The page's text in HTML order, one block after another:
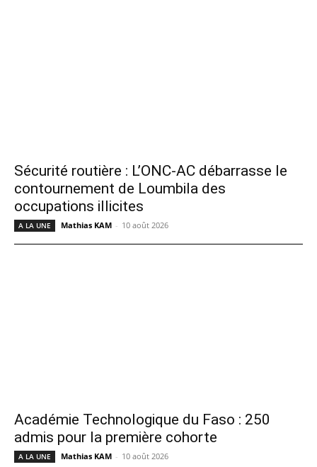
Sécurité routière : L’ONC-AC débarrasse le
contournement de Loumbila des
occupations illicites
A LA UNE Mathias KAM - 10 août 2026
Académie Technologique du Faso : 250
admis pour la première cohorte
A LA UNE Mathias KAM - 10 août 2026